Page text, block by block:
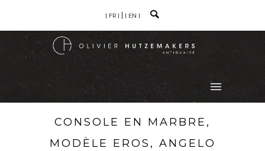
[ FR ] [ EN ]
CONSOLE EN MARBRE,
MODÈLE EROS, ANGELO